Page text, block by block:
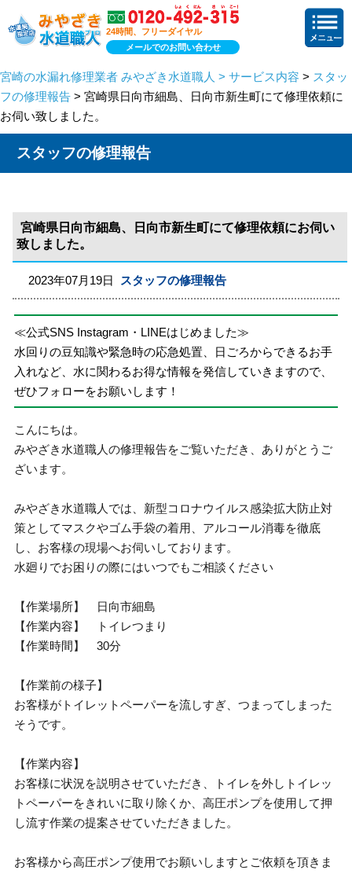
24時間、フリーダイヤル
メールでのお問い合わせ
宮崎の水漏れ修理業者 みやざき水道職人 > サービス内容 > スタッ
フの修理報告 > 宮崎県日向市細島、日向市新生町にて修理依頼に
お伺い致しました。
スタッフの修理報告
宮崎県日向市細島、日向市新生町にて修理依頼にお伺い
致しました。
2023年07月19日 スタッフの修理報告
≪公式SNS Instagram・LINEはじめました≫
水回りの豆知識や緊急時の応急処置、日ごろからできるお手
入れなど、水に関わるお得な情報を発信していきますので、
ぜひフォローをお願いします！
こんにちは。
みやざき水道職人の修理報告をご覧いただき、ありがとうご
ざいます。
みやざき水道職人では、新型コロナウイルス感染拡大防止対
策としてマスクやゴム手袋の着用、アルコール消毒を徹底
し、お客様の現場へお伺いしております。
水廻りでお困りの際にはいつでもご相談ください
【作業場所】 日向市細島
【作業内容】 トイレつまり
【作業時間】 30分
【作業前の様子】
お客様がトイレットペーパーを流しすぎ、つまってしまった
そうです。
【作業内容】
お客様に状況を説明させていただき、トイレを外しトイレッ
トペーパーをきれいに取り除くか、高圧ポンプを使用して押
し流す作業の提案させていただきました。
お客様から高圧ポンプ使用でお願いしますとご依頼を頂きま